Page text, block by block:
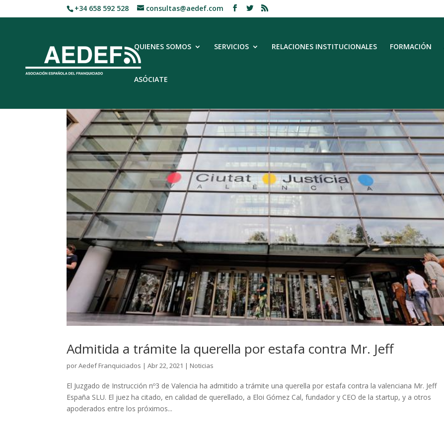
+34 658 592 528 consultas@aedef.com
QUIENES SOMOS SERVICIOS RELACIONES INSTITUCIONALES FORMACIÓN
ASÓCIATE
Admitida a trámite la querella por estafa contra Mr. Jeff
porAedef Franquiciados |Abr 22, 2021 | Noticias
El Juzgado de Instrucción nº3 de Valencia ha admitido a trámite una querella por estafa contra la valenciana Mr. Jeff
España SLU. El juez ha citado, en calidad de querellado, a Eloi Gómez Cal, fundador y CEO de la startup, y a otros
apoderados entre los próximos...